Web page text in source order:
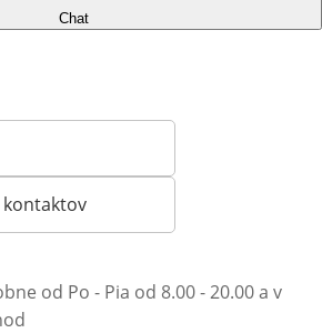
Chat
klienta
od Po - Pia od 8.00 - 20.00 a v